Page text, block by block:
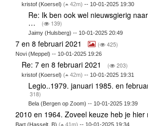
kristof (Koersel)( 42m) -- 10-01-2025 19:30
Re: Ik ben ook wel nieuwsgierig
… ( 139)
Jaimy (Hulsberg) -- 10-01-2025 20:49
7 en 8 februari 2021 ( 425)
Novi (Meppel) -- 10-01-2025 19:26
Re: 7 en 8 februari 2021 ( 203)
kristof (Koersel)( 42m) -- 10-01-2025 19:31
Legio..1979. januari 1985. en
318)
Bela (Bergen op Zoom) -- 10-01-2025 19:39
2010 en 1964. Zoveel keuze heb je hier
Bart (Hasselt, B) ( 41m) -- 10-01-2025 19:34